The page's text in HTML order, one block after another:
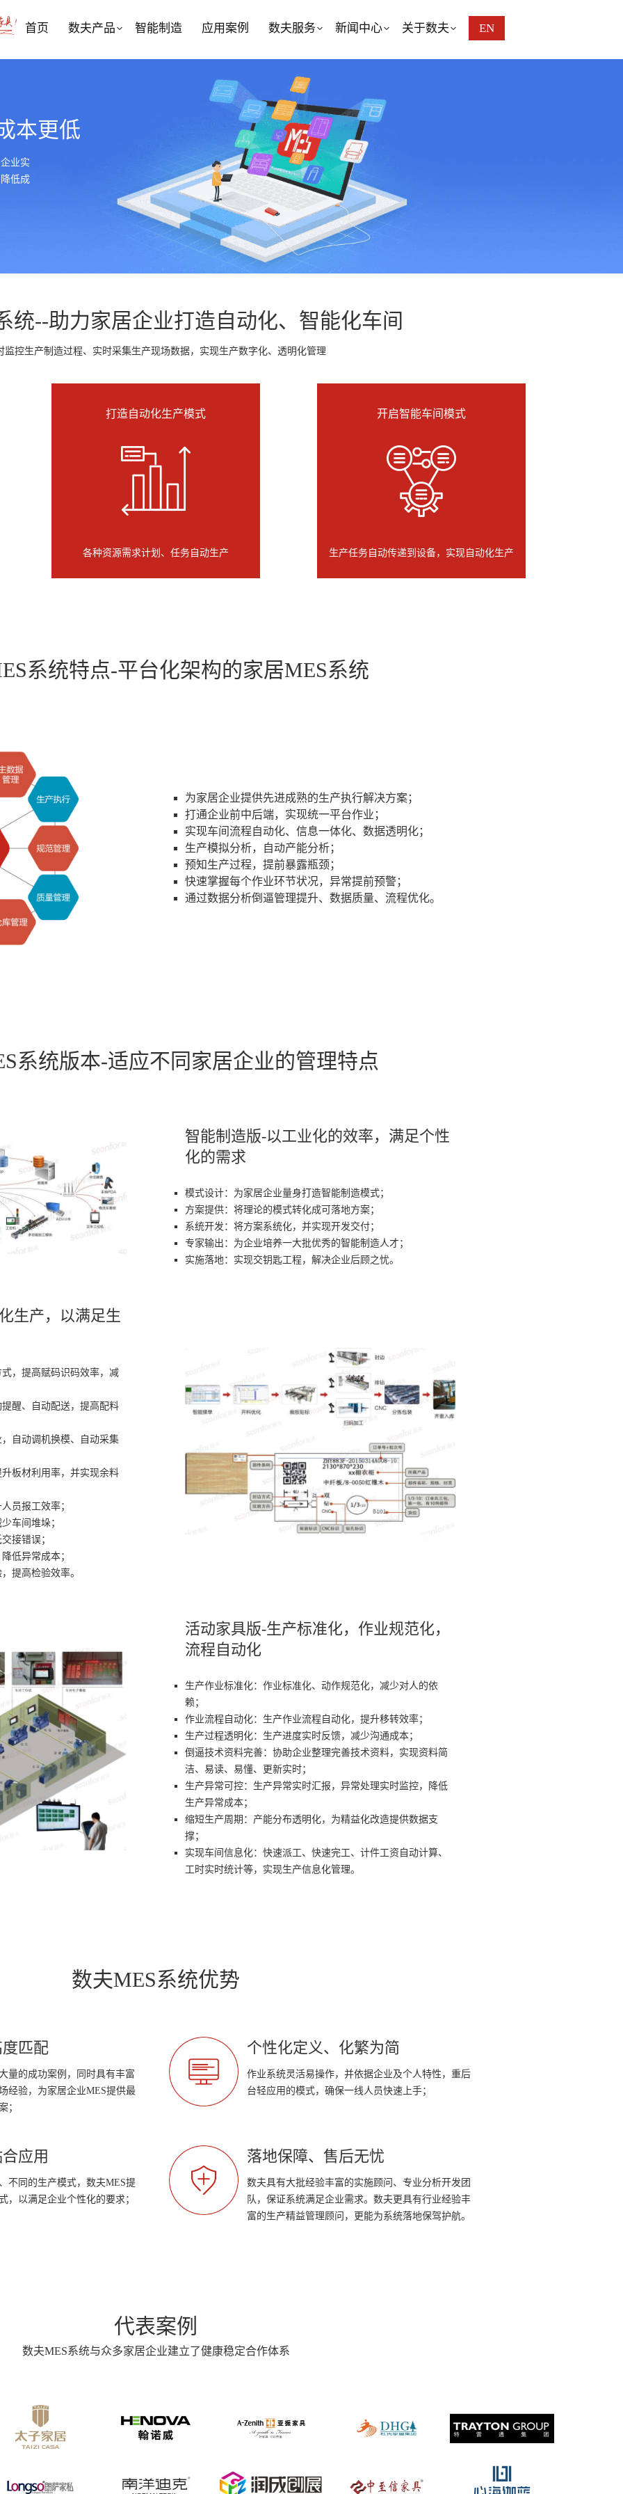
首页 数夫产品 智能制造 应用案例 数夫服务 新闻中心 关于数夫 EN
本更低
业实
低成
统--助力家居企业打造自动化、智能化车间
监控生产制造过程、实时采集生产现场数据，实现生产数字化、透明化管理
打造自动化生产模式
各种资源需求计划、任务自动生产
开启智能车间模式
生产任务自动传递到设备，实现自动化生产
系统特点-平台化架构的家居MES系统
为家居企业提供先进成熟的生产执行解决方案；
打通企业前中后端，实现统一平台作业；
实现车间流程自动化、信息一体化、数据透明化；
生产模拟分析，自动产能分析；
预知生产过程，提前暴露瓶颈；
快速掌握每个作业环节状况，异常提前预警；
通过数据分析倒逼管理提升、数据质量、流程优化。
系统版本-适应不同家居企业的管理特点
智能制造版-以工业化的效率，满足个性
化的需求
模式设计：为家居企业量身打造智能制造模式；
方案提供：将理论的模式转化成可落地方案；
系统开发：将方案系统化，并实现开发交付；
专家输出：为企业培养一大批优秀的智能制造人才；
实施落地：实现交钥匙工程，解决企业后顾之忧。
生产，以满足生
，提高赋码识码效率，减
醒、自动配送，提高配料
自动调机换模、自动采集
板材利用率，并实现余料
员报工效率；
车间堆垛；
接错误；
低异常成本；
提高检验效率。
活动家具版-生产标准化，作业规范化，
流程自动化
生产作业标准化：作业标准化、动作规范化，减少对人的依
赖；
作业流程自动化：生产作业流程自动化，提升移转效率；
生产过程透明化：生产进度实时反馈，减少沟通成本；
倒逼技术资料完善：协助企业整理完善技术资料，实现资料简
洁、易读、易懂、更新实时；
生产异常可控：生产异常实时汇报，异常处理实时监控，降低
生产异常成本；
缩短生产周期：产能分布透明化，为精益化改造提供数据支
撑；
实现车间信息化：快速派工、快速完工、计件工资自动计算、
工时实时统计等，实现生产信息化管理。
数夫MES系统优势
匹配
量的成功案例，同时具有丰富
经验，为家居企业MES提供最
；
个性化定义、化繁为简
作业系统灵活易操作，并依据企业及个人特性，重后
台轻应用的模式，确保一线人员快速上手；
应用
不同的生产模式，数夫MES提
，以满足企业个性化的要求；
落地保障、售后无忧
数夫具有大批经验丰富的实施顾问、专业分析开发团
队，保证系统满足企业需求。数夫更具有行业经验丰
富的生产精益管理顾问，更能为系统落地保驾护航。
代表案例
数夫MES系统与众多家居企业建立了健康稳定合作体系